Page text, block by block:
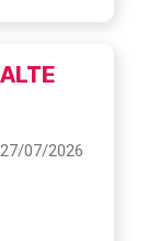
07/2026